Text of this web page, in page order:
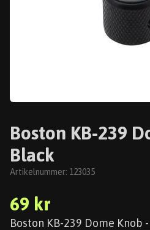
Boston KB-239
Black
Artikelnummer: 123035
69 kr
Boston KB-239 Dome Knob